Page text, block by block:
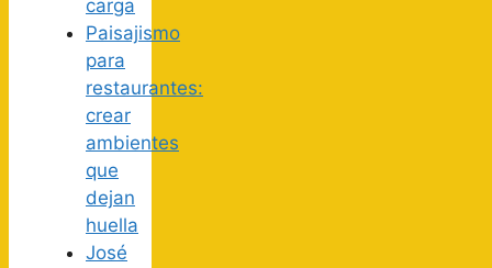
carga
Paisajismo
para
restaurantes:
crear
ambientes
que
dejan
huella
José